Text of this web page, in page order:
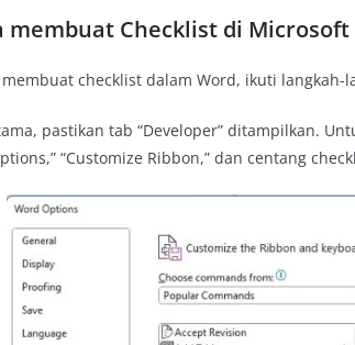
membuat Checklist di Microsoft
checklist dalam Word, ikuti langkah-
pastikan tab “Developer” ditampilkan.
“Customize Ribbon,” dan centang